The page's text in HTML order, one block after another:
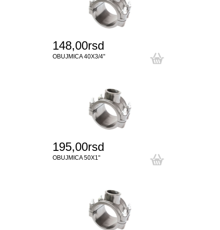
148,00rsd
OBUJMICA 40X3/4"
195,00rsd
OBUJMICA 50X1"